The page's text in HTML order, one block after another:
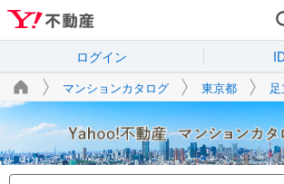
ログイン
マンションカタログ 東京都